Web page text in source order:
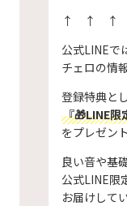
↑ ↑ ↑
公式LINEで
チェロの情
登録特典とし
『🎁LINE限
をプレゼン
良い音や基
公式LINE限
お届けして